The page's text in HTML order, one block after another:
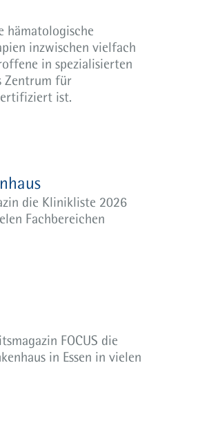
hämatologische
inzwischen vielfach
in spezialisierten
Zentrum für
ist.
die Klinikliste 2026
Fachbereichen
FOCUS die
in Essen in vielen